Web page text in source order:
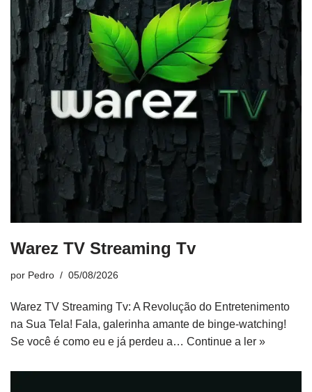
Warez TV Streaming Tv
por Pedro 05/08/2026
Warez TV Streaming Tv: A Revolução do Entretenimento
na Sua Tela! Fala, galerinha amante de binge-watching!
Se você é como eu e já perdeu a… Continue a ler »